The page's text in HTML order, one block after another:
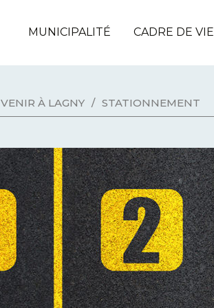
MUNICIPALITÉ CADRE DE VIE
VENIR À LAGNY / STATIONNEMENT